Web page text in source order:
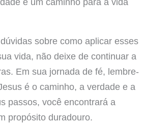
sobre como aplicar esses
vida, não deixe de continuar a
Em sua jornada de fé, lembre-
é o caminho, a verdade e a
passos, você encontrará a
propósito duradouro.